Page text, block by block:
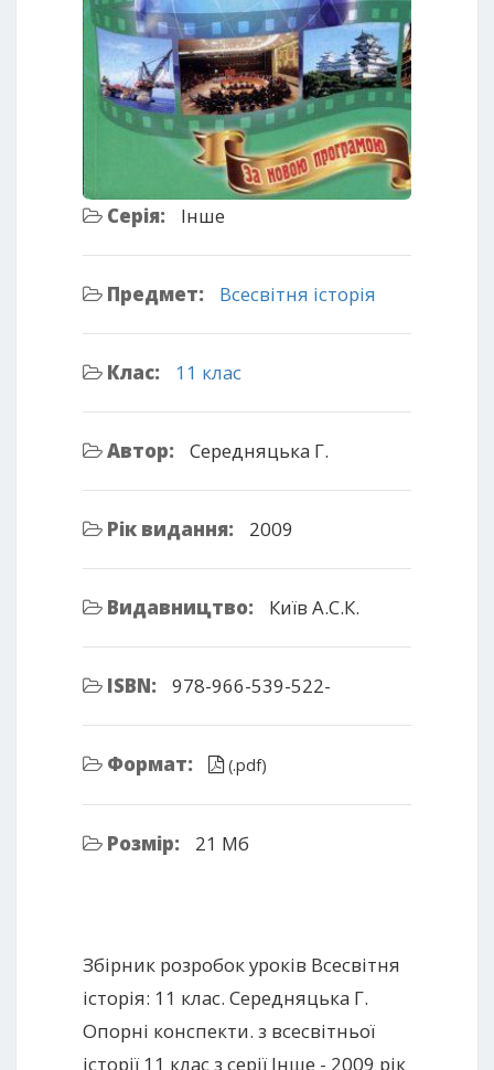
Серія: Інше
Предмет: Всесвітня історія
Клас: 11 клас
Автор: Середняцька Г.
Рік видання: 2009
Видавництво: Київ А.С.К.
ISBN: 978-966-539-522-
Формат: (.pdf)
Розмір: 21 Мб
Збірник розробок уроків Всесвітня
історія: 11 клас. Середняцька Г.
Опорні конспекти. з всесвітньої
історії 11 клас з серії Інше - 2009 рік